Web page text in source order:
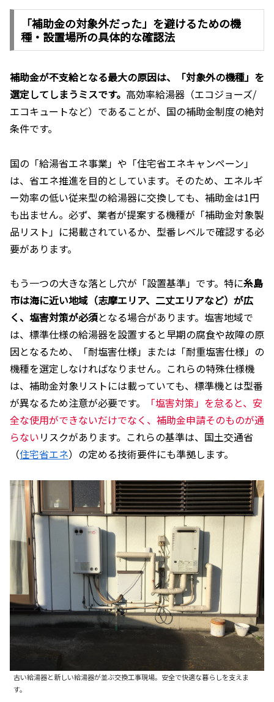
「補助金の対象外だった」を避けるための機
種・設置場所の具体的な確認法
補助金が不支給となる最大の原因は、「対象外の機種」を
選定してしまうミスです。 高効率給湯器（エコジョーズ/
エコキュートなど）であることが、国の補助金制度の絶対
条件です。
国の「給湯省エネ事業」や「住宅省エネキャンペーン」
は、省エネ推進を目的としています。そのため、エネルギ
ー効率の低い従来型の給湯器に交換しても、補助金は1円
も出ません。必ず、業者が提案する機種が「補助金対象製
品リスト」に掲載されているか、型番レベルで確認する必
要があります。
もう一つの大きな落とし穴が「設置基準」です。特に糸島
市は海に近い地域（志摩エリア、二丈エリアなど）が広
く、塩害対策が必須となる場合があります。塩害地域で
は、標準仕様の給湯器を設置すると早期の腐食や故障の原
因となるため、「耐塩害仕様」または「耐重塩害仕様」の
機種を選定しなければなりません。これらの特殊仕様機
は、補助金対象リストには載っていても、標準機とは型番
が異なるため注意が必要です。
「塩害対策」を怠ると、安
全な使用ができないだけでなく、補助金申請そのものが通
らないリスクがあります。これらの基準は、国土交通省
（住宅省エネ）の定める技術要件にも準拠します。
古い給湯器と新しい給湯器が並ぶ交換工事現場。安全で快適な暮らしを支えま
す。